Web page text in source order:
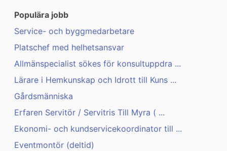
Populära jobb
Service- och byggmedarbetare
Platschef med helhetsansvar
Allmänspecialist sökes för konsultuppdra ...
Lärare i Hemkunskap och Idrott till Kuns ...
Gårdsmänniska
Erfaren Servitör / Servitris Till Myra ( ...
Ekonomi- och kundservicekoordinator till ...
Eventmontör (deltid)